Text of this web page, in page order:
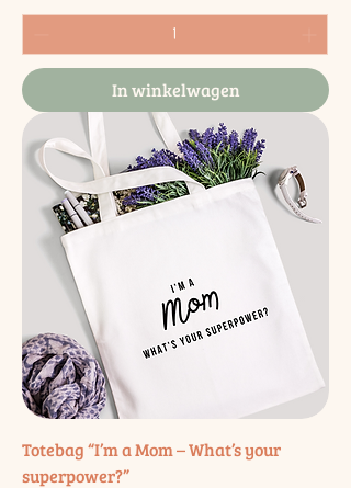
In winkelwagen
Totebag “I’m a Mom – What’s your
superpower?”